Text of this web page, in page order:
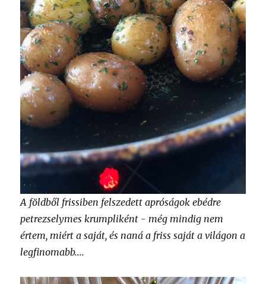
A földből frissiben felszedett apróságok ebédre
petrezselymes krumpliként - még mindig nem
értem, miért a saját, és naná a friss saját a világon a
legfinomabb....